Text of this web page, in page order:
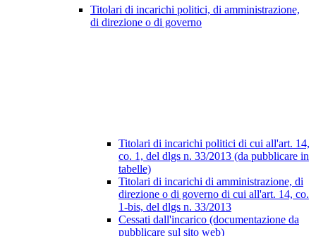
Titolari di incarichi politici, di amministrazione,
di direzione o di governo
Titolari di incarichi politici di cui all'art. 14,
co. 1, del dlgs n. 33/2013 (da pubblicare in
tabelle)
Titolari di incarichi di amministrazione, di
direzione o di governo di cui all'art. 14, co.
1-bis, del dlgs n. 33/2013
Cessati dall'incarico (documentazione da
pubblicare sul sito web)